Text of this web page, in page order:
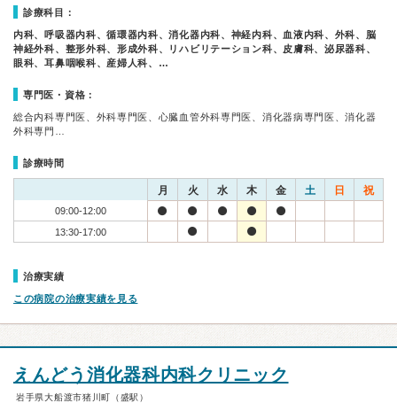
診療科目：
内科、呼吸器内科、循環器内科、消化器内科、神経内科、血液内科、外科、脳
神経外科、整形外科、形成外科、リハビリテーション科、皮膚科、泌尿器科、
眼科、耳鼻咽喉科、産婦人科、…
専門医・資格：
総合内科専門医、外科専門医、心臓血管外科専門医、消化器病専門医、消化器
外科専門…
診療時間
月 火 水 木 金 土 日 祝
09:00-12:00
13:30-17:00
治療実績
この病院の治療実績を見る
えんどう消化器科内科クリニック
岩手県大船渡市猪川町（盛駅）